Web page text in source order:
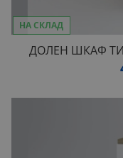
НА СКЛАД
ДОЛЕН ШКАФ